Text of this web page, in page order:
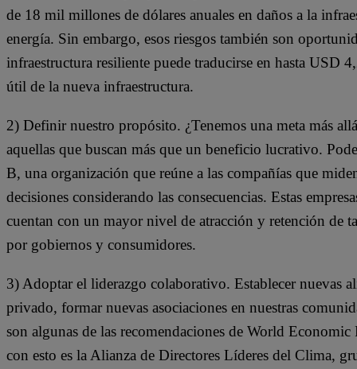
de 18 mil millones de dólares anuales en daños a la
energía. Sin embargo, esos riesgos también son
infraestructura resiliente puede traducirse en hasta USD
útil de la nueva infraestructura.
2) Definir nuestro propósito. ¿Tenemos una meta más
aquellas que buscan más que un beneficio lucrativo.
B, una organización que reúne a las compañías que
decisiones considerando las consecuencias. Estas
cuentan con un mayor nivel de atracción y retención de
por gobiernos y consumidores.
3) Adoptar el liderazgo colaborativo. Establecer nuevas
privado, formar nuevas asociaciones en nuestras
son algunas de las recomendaciones de World
con esto es la Alianza de Directores Líderes del Clima,